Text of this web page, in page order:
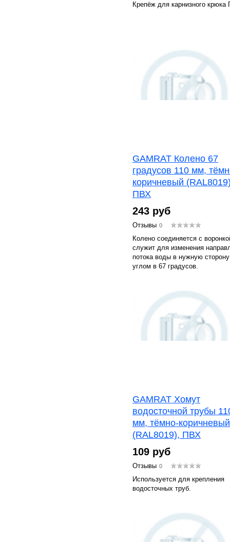
Крепёж для карнизного крюка
GAMRAT Колено 67
градусов 110 мм,
коричневый
ПВХ
243 руб
Отзывы 0
Колено соединяется с
служит для изменения
потока воды в нужную
углом в 67 градусов.
GAMRAT Хомут
водосточной трубы
мм, тёмно-коричневый
(RAL8019), ПВХ
109 руб
Отзывы 0
Используется для крепления
водосточных труб.